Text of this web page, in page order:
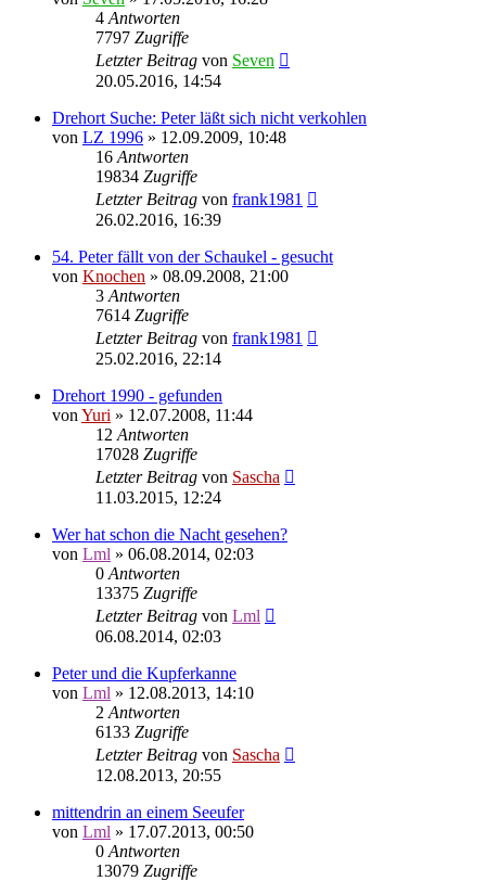
4 Antworten
7797 Zugriffe
Letzter Beitrag von Seven
20.05.2016, 14:54
Drehort Suche: Peter läßt sich nicht verkohlen
von LZ 1996 » 12.09.2009, 10:48
16 Antworten
19834 Zugriffe
Letzter Beitrag von frank1981
26.02.2016, 16:39
54. Peter fällt von der Schaukel - gesucht
von Knochen » 08.09.2008, 21:00
3 Antworten
7614 Zugriffe
Letzter Beitrag von frank1981
25.02.2016, 22:14
Drehort 1990 - gefunden
von Yuri » 12.07.2008, 11:44
12 Antworten
17028 Zugriffe
Letzter Beitrag von Sascha
11.03.2015, 12:24
Wer hat schon die Nacht gesehen?
von Lml » 06.08.2014, 02:03
0 Antworten
13375 Zugriffe
Letzter Beitrag von Lml
06.08.2014, 02:03
Peter und die Kupferkanne
von Lml » 12.08.2013, 14:10
2 Antworten
6133 Zugriffe
Letzter Beitrag von Sascha
12.08.2013, 20:55
mittendrin an einem Seeufer
von Lml » 17.07.2013, 00:50
0 Antworten
13079 Zugriffe